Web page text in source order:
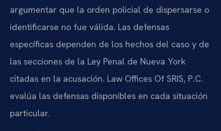
argumentar que la orden policial de dispersarse o
identificarse no fue válida. Las defensas
específicas dependen de los hechos del caso y de
las secciones de la Ley Penal de Nueva York
citadas en la acusación. Law Offices Of SRIS, P.C.
evalúa las defensas disponibles en cada situación
particular.